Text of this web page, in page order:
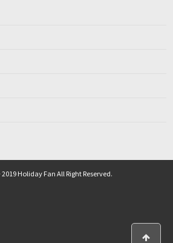
Holiday Fan All Right Reserved.